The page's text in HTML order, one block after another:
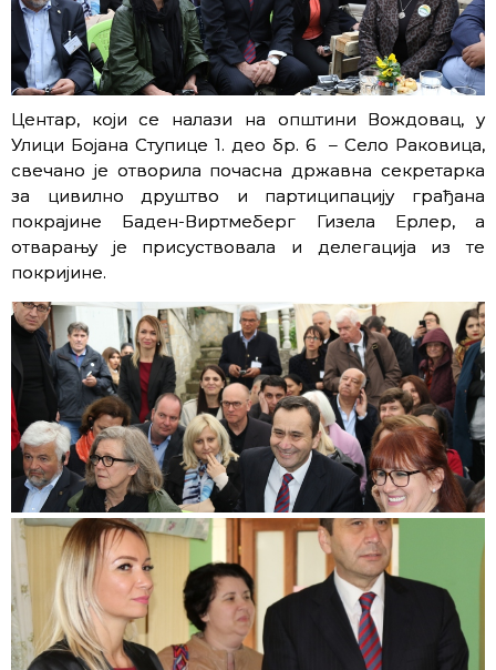
Центар, који се налази на општини Вождовац, у
Улици Бојана Ступице 1. део бр. 6 – Село Раковица,
свечано је отворила почасна државна секретарка
за цивилно друштво и партиципацију грађана
покрајине Баден-Виртмеберг Гизела Ерлер, а
отварању је присуствовала и делегација из те
покријине.